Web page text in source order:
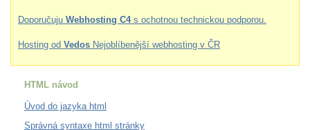
Doporučuju Webhosting C4s ochotnou technickou podporou.
Hosting od Vedos Nejoblíbenější webhosting v ČR
HTML návod
Úvod do jazyka html
Správná syntaxe html stránky